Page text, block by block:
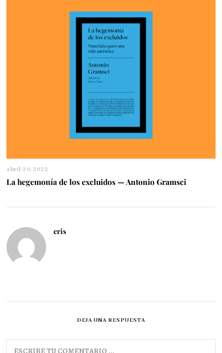
abril 20, 2022
b
r
La hegemonía de los excluidos — Antonio Gramsci
cris
DEJA UNA RESPUESTA